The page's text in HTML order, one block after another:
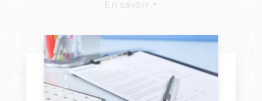
En savoir +